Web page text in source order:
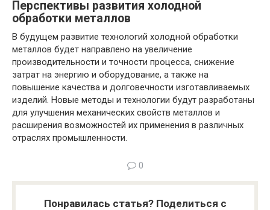
Перспективы развития холодной
обработки металлов
В будущем развитие технологий холодной обработки
металлов будет направлено на увеличение
производительности и точности процесса, снижение
затрат на энергию и оборудование, а также на
повышение качества и долговечности изготавливаемых
изделий. Новые методы и технологии будут разработаны
для улучшения механических свойств металлов и
расширения возможностей их применения в различных
отраслях промышленности.
0
Понравилась статья? Поделиться с